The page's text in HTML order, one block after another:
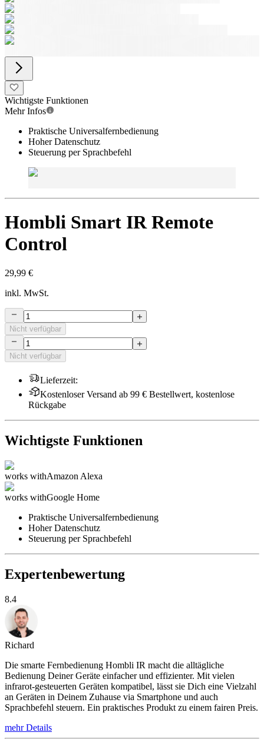
Wichtigste Funktionen
Mehr Infos
Praktische Universalfernbedienung
Hoher Datenschutz
Steuerung per Sprachbefehl
Hombli Smart IR Remote
Control
29,99 €
inkl. MwSt.
Nicht verfügbar
Nicht verfügbar
Lieferzeit:
Kostenloser Versand ab 99 € Bestellwert, kostenlose
Rückgabe
Wichtigste Funktionen
works withAmazon Alexa
works withGoogle Home
Praktische Universalfernbedienung
Hoher Datenschutz
Steuerung per Sprachbefehl
Expertenbewertung
8.4
Richard
Die smarte Fernbedienung Hombli IR macht die alltägliche
Bedienung Deiner Geräte einfacher und effizienter. Mit vielen
infrarot-gesteuerten Geräten kompatibel, lässt sie Dich eine Vielzahl
an Geräten in Deinem Zuhause via Smartphone und auch
Sprachbefehl steuern. Ein praktisches Produkt zu einem fairen Preis.
mehr Details